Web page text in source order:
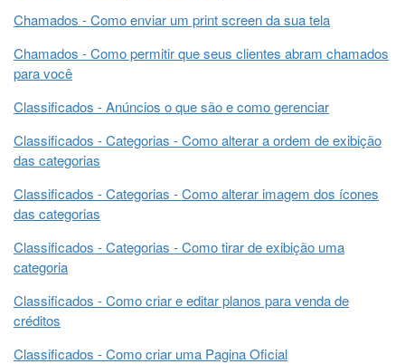
Chamados - Como enviar um print screen da sua tela
Chamados - Como permitir que seus clientes abram chamados
para você
Classificados - Anúncios o que são e como gerenciar
Classificados - Categorias - Como alterar a ordem de exibição
das categorias
Classificados - Categorias - Como alterar imagem dos ícones
das categorias
Classificados - Categorias - Como tirar de exibição uma
categoria
Classificados - Como criar e editar planos para venda de
créditos
Classificados - Como criar uma Pagina Oficial